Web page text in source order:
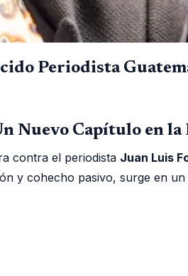
Periodista
Nuevo Capítulo en
contra el periodista Juan Luis
y cohecho pasivo, surge en